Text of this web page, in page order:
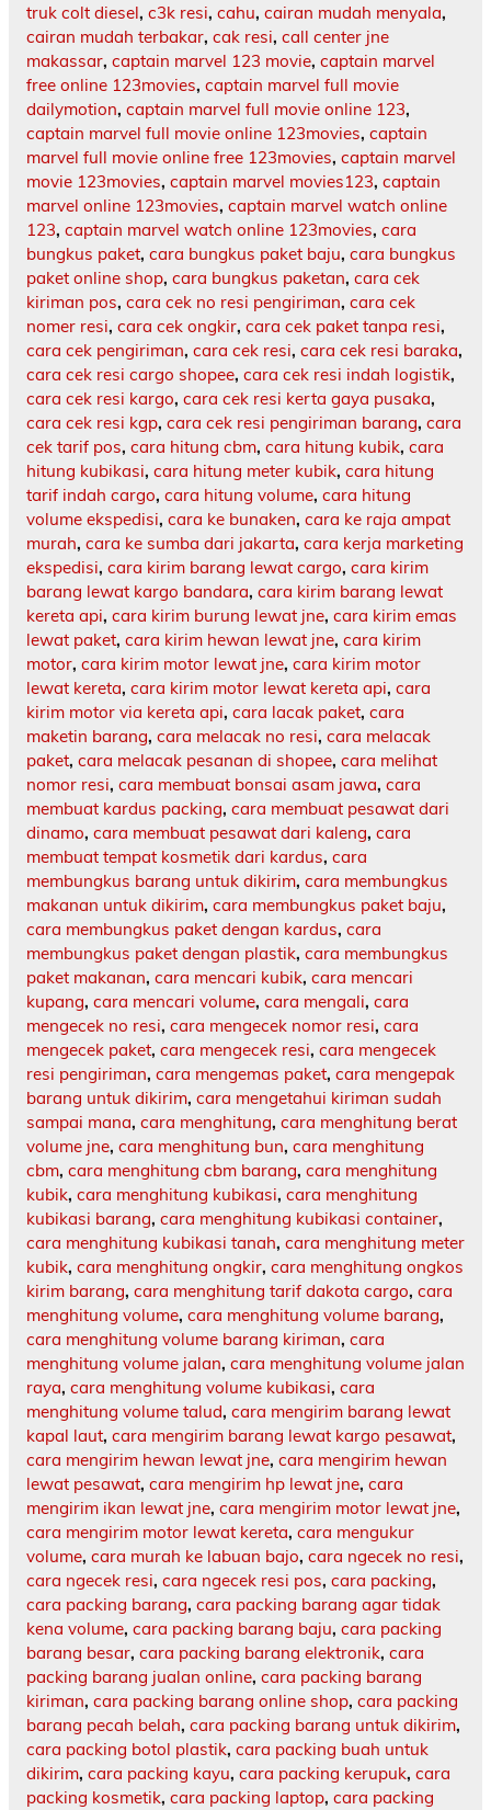
truk colt diesel, c3k resi, cahu, cairan mudah menyala,
cairan mudah terbakar, cak resi, call center jne
makassar, captain marvel 123 movie, captain marvel
free online 123movies, captain marvel full movie
dailymotion, captain marvel full movie online 123,
captain marvel full movie online 123movies, captain
marvel full movie online free 123movies, captain marvel
movie 123movies, captain marvel movies123, captain
marvel online 123movies, captain marvel watch online
123, captain marvel watch online 123movies, cara
bungkus paket, cara bungkus paket baju, cara bungkus
paket online shop, cara bungkus paketan, cara cek
kiriman pos, cara cek no resi pengiriman, cara cek
nomer resi, cara cek ongkir, cara cek paket tanpa resi,
cara cek pengiriman, cara cek resi, cara cek resi baraka,
cara cek resi cargo shopee, cara cek resi indah logistik,
cara cek resi kargo, cara cek resi kerta gaya pusaka,
cara cek resi kgp, cara cek resi pengiriman barang, cara
cek tarif pos, cara hitung cbm, cara hitung kubik, cara
hitung kubikasi, cara hitung meter kubik, cara hitung
tarif indah cargo, cara hitung volume, cara hitung
volume ekspedisi, cara ke bunaken, cara ke raja ampat
murah, cara ke sumba dari jakarta, cara kerja marketing
ekspedisi, cara kirim barang lewat cargo, cara kirim
barang lewat kargo bandara, cara kirim barang lewat
kereta api, cara kirim burung lewat jne, cara kirim emas
lewat paket, cara kirim hewan lewat jne, cara kirim
motor, cara kirim motor lewat jne, cara kirim motor
lewat kereta, cara kirim motor lewat kereta api, cara
kirim motor via kereta api, cara lacak paket, cara
maketin barang, cara melacak no resi, cara melacak
paket, cara melacak pesanan di shopee, cara melihat
nomor resi, cara membuat bonsai asam jawa, cara
membuat kardus packing, cara membuat pesawat dari
dinamo, cara membuat pesawat dari kaleng, cara
membuat tempat kosmetik dari kardus, cara
membungkus barang untuk dikirim, cara membungkus
makanan untuk dikirim, cara membungkus paket baju,
cara membungkus paket dengan kardus, cara
membungkus paket dengan plastik, cara membungkus
paket makanan, cara mencari kubik, cara mencari
kupang, cara mencari volume, cara mengali, cara
mengecek no resi, cara mengecek nomor resi, cara
mengecek paket, cara mengecek resi, cara mengecek
resi pengiriman, cara mengemas paket, cara mengepak
barang untuk dikirim, cara mengetahui kiriman sudah
sampai mana, cara menghitung, cara menghitung berat
volume jne, cara menghitung bun, cara menghitung
cbm, cara menghitung cbm barang, cara menghitung
kubik, cara menghitung kubikasi, cara menghitung
kubikasi barang, cara menghitung kubikasi container,
cara menghitung kubikasi tanah, cara menghitung meter
kubik, cara menghitung ongkir, cara menghitung ongkos
kirim barang, cara menghitung tarif dakota cargo, cara
menghitung volume, cara menghitung volume barang,
cara menghitung volume barang kiriman, cara
menghitung volume jalan, cara menghitung volume jalan
raya, cara menghitung volume kubikasi, cara
menghitung volume talud, cara mengirim barang lewat
kapal laut, cara mengirim barang lewat kargo pesawat,
cara mengirim hewan lewat jne, cara mengirim hewan
lewat pesawat, cara mengirim hp lewat jne, cara
mengirim ikan lewat jne, cara mengirim motor lewat jne,
cara mengirim motor lewat kereta, cara mengukur
volume, cara murah ke labuan bajo, cara ngecek no resi,
cara ngecek resi, cara ngecek resi pos, cara packing,
cara packing barang, cara packing barang agar tidak
kena volume, cara packing barang baju, cara packing
barang besar, cara packing barang elektronik, cara
packing barang jualan online, cara packing barang
kiriman, cara packing barang online shop, cara packing
barang pecah belah, cara packing barang untuk dikirim,
cara packing botol plastik, cara packing buah untuk
dikirim, cara packing kayu, cara packing kerupuk, cara
packing kosmetik, cara packing laptop, cara packing